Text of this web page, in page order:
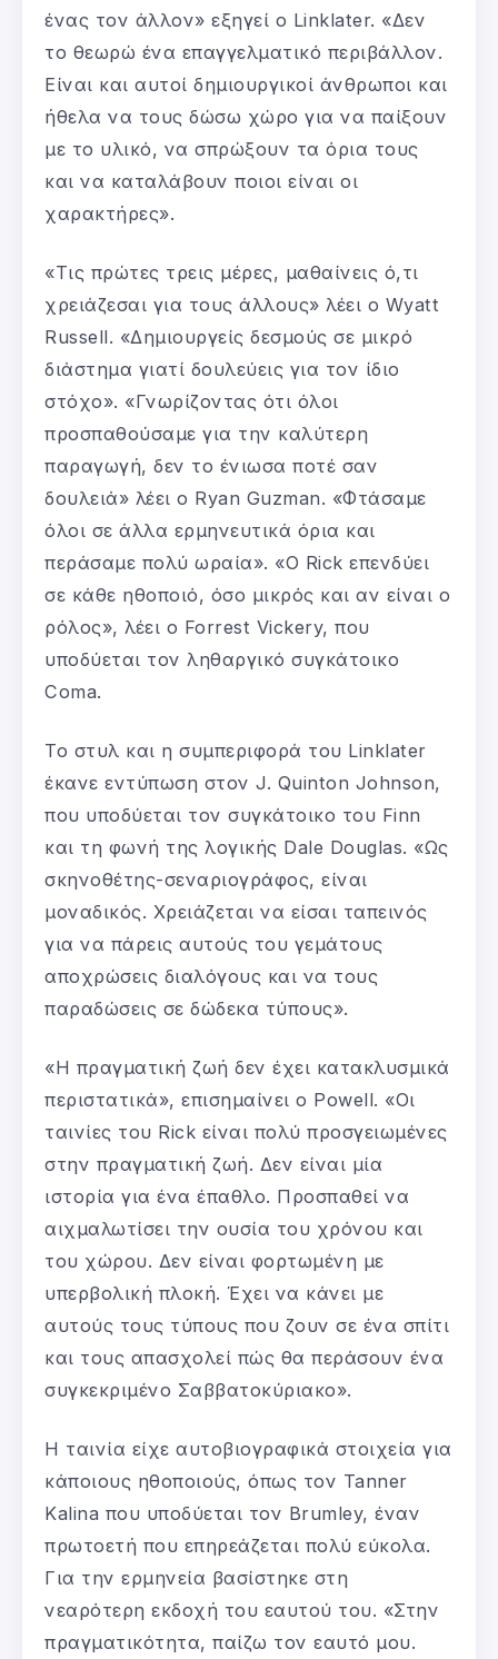
ένας τον άλλον» εξηγεί ο Linklater. «Δεν
το θεωρώ ένα επαγγελματικό περιβάλλον.
Είναι και αυτοί δημιουργικοί άνθρωποι και
ήθελα να τους δώσω χώρο για να παίξουν
με το υλικό, να σπρώξουν τα όρια τους
και να καταλάβουν ποιοι είναι οι
χαρακτήρες».
«Τις πρώτες τρεις μέρες, μαθαίνεις ό,τι
χρειάζεσαι για τους άλλους» λέει ο Wyatt
Russell. «Δημιουργείς δεσμούς σε μικρό
διάστημα γιατί δουλεύεις για τον ίδιο
στόχο». «Γνωρίζοντας ότι όλοι
προσπαθούσαμε για την καλύτερη
παραγωγή, δεν το ένιωσα ποτέ σαν
δουλειά» λέει ο Ryan Guzman. «Φτάσαμε
όλοι σε άλλα ερμηνευτικά όρια και
περάσαμε πολύ ωραία». «O Rick επενδύει
σε κάθε ηθοποιό, όσο μικρός και αν είναι ο
ρόλος», λέει ο Forrest Vickery, που
υποδύεται τον ληθαργικό συγκάτοικο
Coma.
Το στυλ και η συμπεριφορά του Linklater
έκανε εντύπωση στον J. Quinton Johnson,
που υποδύεται τον συγκάτοικο του Finn
και τη φωνή της λογικής Dale Douglas. «Ως
σκηνοθέτης-σεναριογράφος, είναι
μοναδικός. Χρειάζεται να είσαι ταπεινός
για να πάρεις αυτούς του γεμάτους
αποχρώσεις διαλόγους και να τους
παραδώσεις σε δώδεκα τύπους».
«Η πραγματική ζωή δεν έχει κατακλυσμικά
περιστατικά», επισημαίνει ο Powell. «Οι
ταινίες του Rick είναι πολύ προσγειωμένες
στην πραγματική ζωή. Δεν είναι μία
ιστορία για ένα έπαθλο. Προσπαθεί να
αιχμαλωτίσει την ουσία του χρόνου και
του χώρου. Δεν είναι φορτωμένη με
υπερβολική πλοκή. Έχει να κάνει με
αυτούς τους τύπους που ζουν σε ένα σπίτι
και τους απασχολεί πώς θα περάσουν ένα
συγκεκριμένο Σαββατοκύριακο».
Η ταινία είχε αυτοβιογραφικά στοιχεία για
κάποιους ηθοποιούς, όπως τον Tanner
Kalina που υποδύεται τον Brumley, έναν
πρωτοετή που επηρεάζεται πολύ εύκολα.
Για την ερμηνεία βασίστηκε στη
νεαρότερη εκδοχή του εαυτού του. «Στην
πραγματικότητα, παίζω τον εαυτό μου.